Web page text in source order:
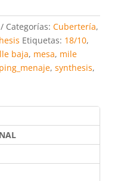
er
e
st
m
p
ar
tir
Categorías: Cubertería,
Etiquetas: 18/10,
baja, mesa, mile
, synthesis,